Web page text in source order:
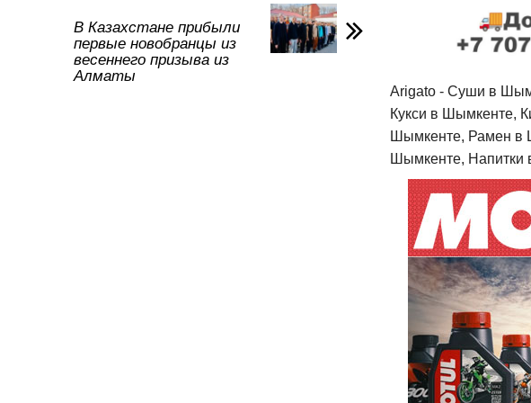
В Казахстане прибыли
первые новобранцы из
весеннего призыва из
Алматы
Arigato - Cуши в
Кукси в Шымкенте,
Шымкенте, Рамен в
Шымкенте, Напитки